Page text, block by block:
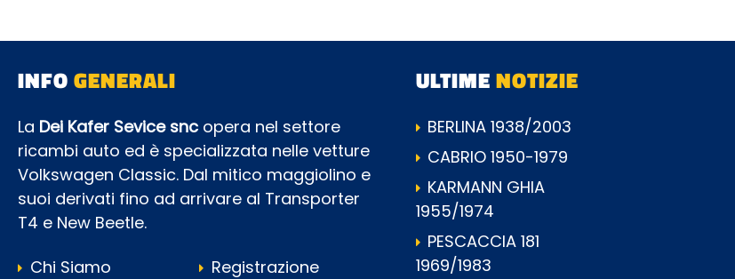
INFOGENERALI
La Dei Kafer Sevice snc opera nel settore
ricambi auto ed è specializzata nelle vetture
Volkswagen Classic. Dal mitico maggiolino e
suoi derivati fino ad arrivare al Transporter
T4 e New Beetle.
Chi Siamo
Registrazione
ULTIMENOTIZIE
BERLINA 1938/2003
CABRIO 1950-1979
KARMANN GHIA
1955/1974
PESCACCIA 181
1969/1983